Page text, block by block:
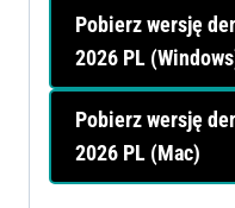
Pobierz wersję
2026 PL
Pobierz wersję
2026 PL (Mac)